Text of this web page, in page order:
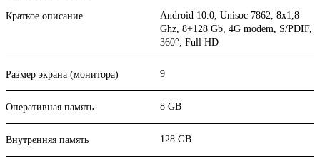
Краткое описание
Android 10.0, Unisoc 7862, 8х1,8
Ghz, 8+128 Gb, 4G modem, S/PDIF,
360°, Full HD
Размер экрана (монитора) 9
Оперативная память 8 GB
Внутренняя память 128 GB